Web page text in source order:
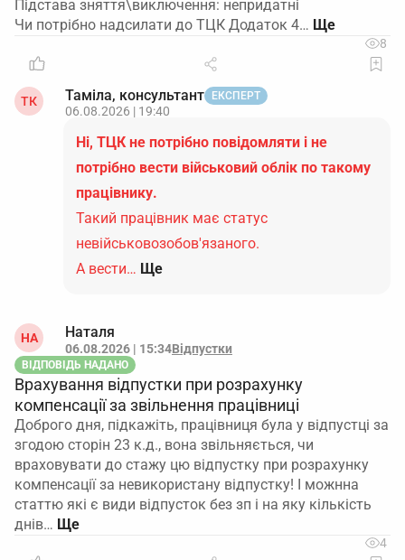
Підстава зняття\виключення: непридатні
Чи потрібно надсилати до ТЦК Додаток 4…
8
ТК Таміла, консультант ЕКСПЕРТ
06.08.2026 | 19:40
Ні, ТЦК не потрібно повідомляти і не
потрібно вести військовий облік по такому
працівнику.
Такий працівник має статус
невійськовозобов'язаного.
А вести… Ще
НА Наталя
06.08.2026 | 15:34Відпустки
ВІДПОВІДЬ НАДАНО
Врахування відпустки при розрахунку
компенсації за звільнення працівниці
Доброго дня, підкажіть, працівниця була у відпустці за
згодою сторін 23 к.д., вона звільняється, чи
враховувати до стажу цю відпустку при розрахунку
компенсації за невикористану відпустку! І можнна
статтю які є види відпусток без зп і на яку кількість
днів…
4